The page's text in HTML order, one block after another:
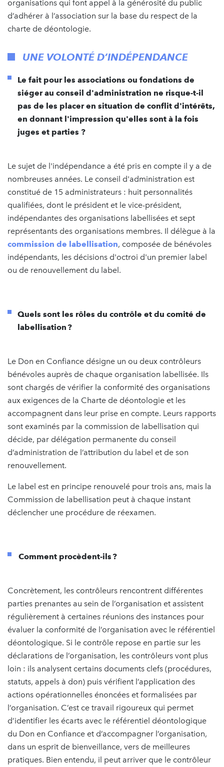
organisations qui font appel à la générosité du public
d’adhérer à l’association sur la base du respect de la
charte de déontologie.
UNE VOLONTÉ D’INDÉPENDANCE
Le fait pour les associations ou fondations de
siéger au conseil d'administration ne risque-t-il
pas de les placer en situation de conflit d'intérêts,
en donnant l'impression qu'elles sont à la fois
juges et parties ?
Le sujet de l'indépendance a été pris en compte il y a de
nombreuses années. Le conseil d'administration est
constitué de 15 administrateurs : huit personnalités
qualifiées, dont le président et le vice-président,
indépendantes des organisations labellisées et sept
représentants des organisations membres. Il délègue à la
commission de labellisation, composée de bénévoles
indépendants, les décisions d'octroi d'un premier label
ou de renouvellement du label.
Quels sont les rôles du contrôle et du comité de
labellisation ?
Le Don en Confiance désigne un ou deux contrôleurs
bénévoles auprès de chaque organisation labellisée. Ils
sont chargés de vérifier la conformité des organisations
aux exigences de la Charte de déontologie et les
accompagnent dans leur prise en compte. Leurs rapports
sont examinés par la commission de labellisation qui
décide, par délégation permanente du conseil
d’administration de l’attribution du label et de son
renouvellement.
Le label est en principe renouvelé pour trois ans, mais la
Commission de labellisation peut à chaque instant
déclencher une procédure de réexamen.
Comment procèdent-ils ?
Concrètement, les contrôleurs rencontrent différentes
parties prenantes au sein de l’organisation et assistent
régulièrement à certaines réunions des instances pour
évaluer la conformité de l’organisation avec le référentiel
déontologique. Si le contrôle repose en partie sur les
déclarations de l’organisation, les contrôleurs vont plus
loin : ils analysent certains documents clefs (procédures,
statuts, appels à don) puis vérifient l’application des
actions opérationnelles énoncées et formalisées par
l’organisation. C’est ce travail rigoureux qui permet
d’identifier les écarts avec le référentiel déontologique
du Don en Confiance et d’accompagner l’organisation,
dans un esprit de bienveillance, vers de meilleures
pratiques. Bien entendu, il peut arriver que le contrôleur